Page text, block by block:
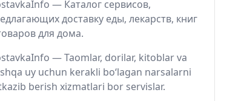
— Каталог сервисов,
доставку еды, лекарств, книг
для дома.
— Taomlar, dorilar, kitoblar va
uy uchun kerakli bo‘lagan narsalarni
berish xizmatlari bor servislar.